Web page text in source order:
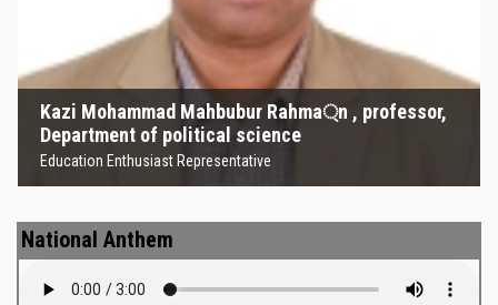
Kazi Mohammad Mahbubur Rahma্‌n , professor,
Department of political science
Education Enthusiast Representative
Education Enthusiast Representative
National Anthem